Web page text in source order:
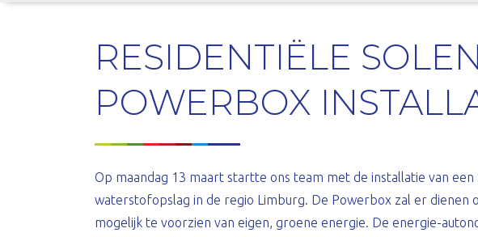
RESIDENTIËLE
POWERBOX
Op maandag 13 maart startte ons team met de installatie van een
waterstofopslag in de regio Limburg. De Powerbox zal er dienen
mogelijk te voorzien van eigen, groene energie. De energie-